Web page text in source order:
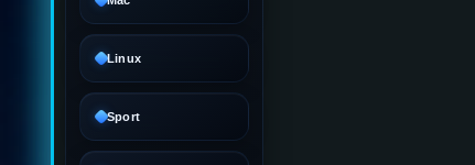
Linux
Sport